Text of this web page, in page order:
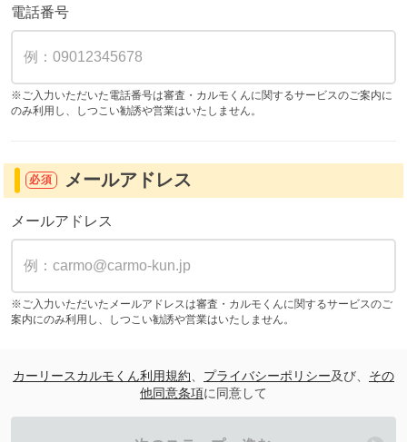
電話番号
※ご入力いただいた電話番号は審査・カルモくんに関するサービスのご案内に
のみ利用し、しつこい勧誘や営業はいたしません。
必須 メールアドレス
メールアドレス
※ご入力いただいたメールアドレスは審査・カルモくんに関するサービスのご
案内にのみ利用し、しつこい勧誘や営業はいたしません。
カーリースカルモくん利用規約 プライバシーポリシー及び、 その
他同意条項に同意して